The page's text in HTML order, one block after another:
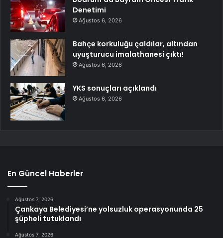
Denetimi
Ağustos 6, 2026
Bahçe korkuluğu çaldılar, altından
uyuşturucu imalathanesi çıktı!
Ağustos 6, 2026
YKS sonuçları açıklandı
Ağustos 6, 2026
En Güncel Haberler
Ağustos 7, 2026
Çankaya Belediyesi’ne yolsuzluk operasyonunda 25
şüpheli tutuklandı
Ağustos 7, 2026